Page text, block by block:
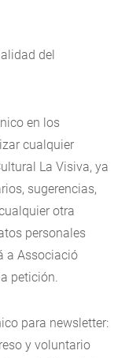
del
en los
cualquier
La Visiva, ya
sugerencias,
otra
personales
a Associació
petición.
para newsletter:
y voluntario